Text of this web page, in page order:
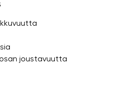
joustavuutta